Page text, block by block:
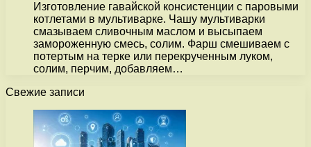
Изготовление гавайской консистенции с паровыми
котлетами в мультиварке. Чашу мультиварки
смазываем сливочным маслом и высыпаем
замороженную смесь, солим. Фарш смешиваем с
потертым на терке или перекрученным луком,
солим, перчим, добавляем…
Свежие записи